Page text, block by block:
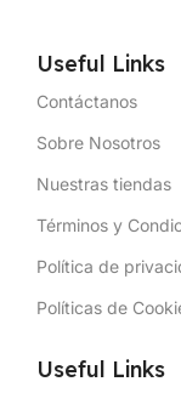
Useful Links
Contáctanos
Sobre Nosotros
Nuestras tiendas
Términos y
Política de
Políticas de
Useful Links